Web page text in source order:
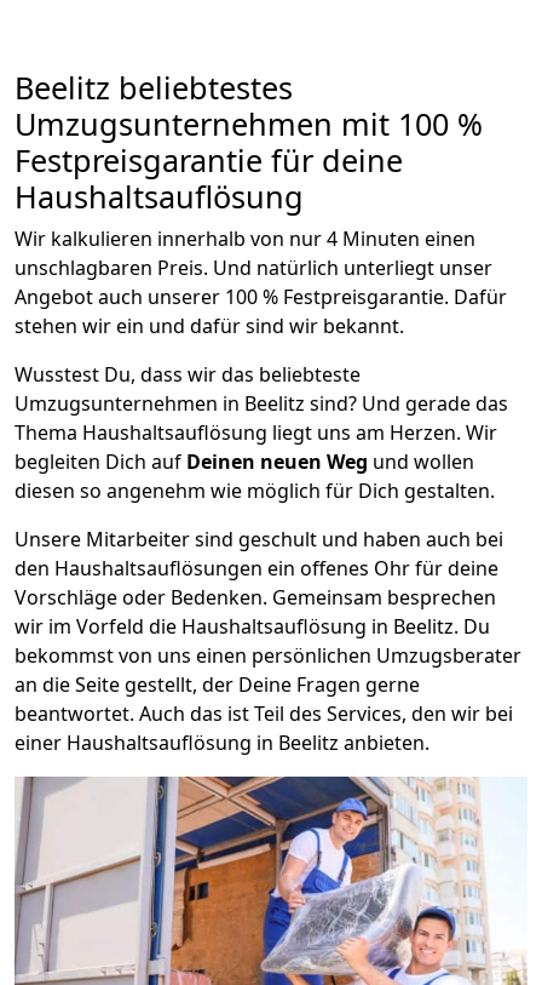
Beelitz beliebtestes
Umzugsunternehmen mit 100 %
Festpreisgarantie für deine
Haushaltsauflösung
Wir kalkulieren innerhalb von nur 4 Minuten einen
unschlagbaren Preis. Und natürlich unterliegt unser
Angebot auch unserer 100 % Festpreisgarantie. Dafür
stehen wir ein und dafür sind wir bekannt.
Wusstest Du, dass wir das beliebteste
Umzugsunternehmen in Beelitz sind? Und gerade das
Thema Haushaltsauflösung liegt uns am Herzen. Wir
begleiten Dich auf Deinen neuen Weg und wollen
diesen so angenehm wie möglich für Dich gestalten.
Unsere Mitarbeiter sind geschult und haben auch bei
den Haushaltsauflösungen ein offenes Ohr für deine
Vorschläge oder Bedenken. Gemeinsam besprechen
wir im Vorfeld die Haushaltsauflösung in Beelitz. Du
bekommst von uns einen persönlichen Umzugsberater
an die Seite gestellt, der Deine Fragen gerne
beantwortet. Auch das ist Teil des Services, den wir bei
einer Haushaltsauflösung in Beelitz anbieten.